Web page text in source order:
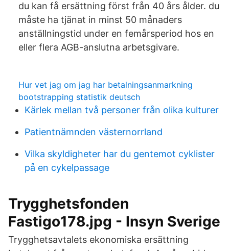
du kan få ersättning först från 40 års ålder. du
måste ha tjänat in minst 50 månaders
anställningstid under en femårsperiod hos en
eller flera AGB-anslutna arbetsgivare.
Hur vet jag om jag har betalningsanmarkning
bootstrapping statistik deutsch
Kärlek mellan två personer från olika kulturer
Patientnämnden västernorrland
Vilka skyldigheter har du gentemot cyklister
på en cykelpassage
Trygghetsfonden
Fastigo178.jpg - Insyn Sverige
Trygghetsavtalets ekonomiska ersättning